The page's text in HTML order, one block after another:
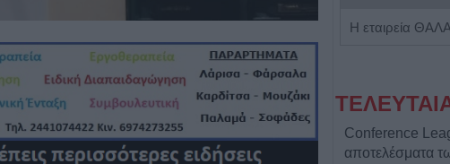
Conference
αποτελέσματα